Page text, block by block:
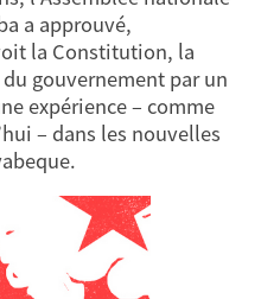
a approuvé,
la Constitution, la
gouvernement par un
expérience – comme
– dans les nouvelles